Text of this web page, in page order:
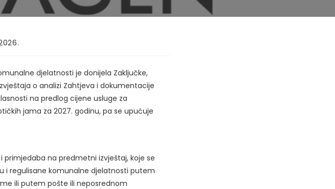
djelatnosti je donijela Zaključke,
o analizi Zahtjeva i dokumentacije
na predlog cijene usluge za
jama za 2027. godinu, pa se upućuje
na predmetni izvještaj, koje se
i regulisane komunalne djelatnosti putem
ili putem pošte ili neposrednom